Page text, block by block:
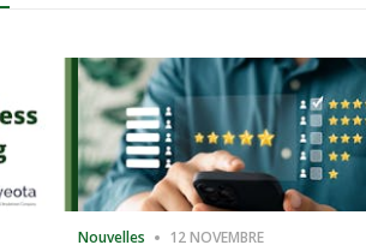
Nouvelles 12 NOVEMBRE